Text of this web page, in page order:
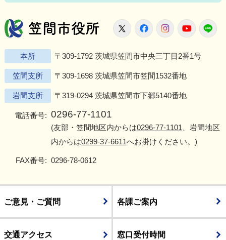
笠間市役所
X FacebookInstagram
本所 〒309-1792 茨城県笠間市中央三丁目2番1号
笠間支所 〒309-1698 茨城県笠間市笠間1532番地
岩間支所 〒319-0294 茨城県笠間市下郷5140番地
電話番号: 0296-77-1101
(友部・笠間地区内からは0296-77-1101 、岩間地区
内からは0299-37-6611へお掛けください。)
FAX番号: 0296-78-0612
ご意見・ご質問 各課ご案内
交通アクセス 窓口受付時間